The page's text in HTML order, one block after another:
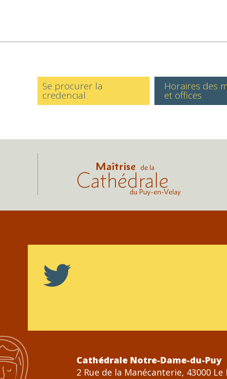
Se procurer la
credencial
Horaires des
et offices
Maîtrise de la
Cathédrale
du Puy-en-Velay
Cathédrale Notre-Dame-du-Puy
2 Rue de la Manécanterie, 43000 Le